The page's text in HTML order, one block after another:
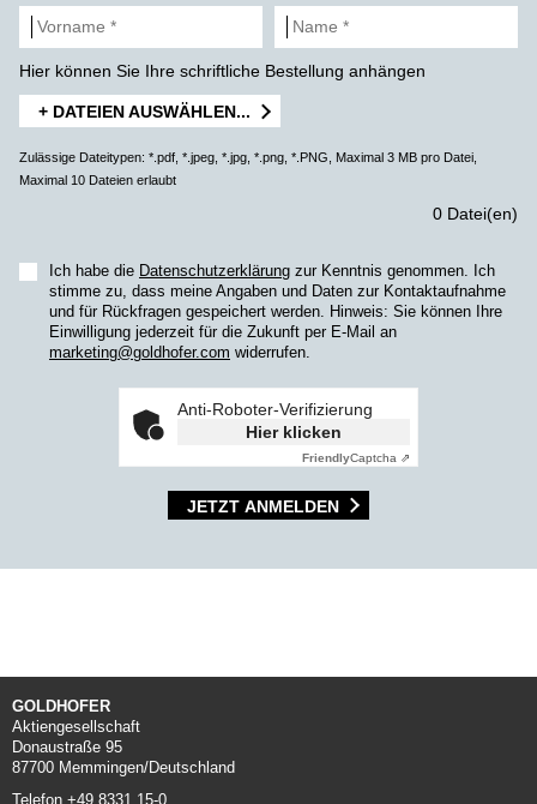
Hier können Sie Ihre schriftliche Bestellung anhängen
+ DATEIEN AUSWÄHLEN...
Zulässige Dateitypen: *.pdf, *.jpeg, *.jpg, *.png, *.PNG, Maximal 3 MB pro Datei,
Maximal 10 Dateien erlaubt
0 Datei(en)
Ich habe die Datenschutzerklärung zur Kenntnis genommen. Ich
stimme zu, dass meine Angaben und Daten zur Kontaktaufnahme
und für Rückfragen gespeichert werden. Hinweis: Sie können Ihre
Einwilligung jederzeit für die Zukunft per E-Mail an
marketing@goldhofer.com widerrufen.
Anti-Roboter-Verifizierung
Hier klicken
FriendlyCaptcha ⇗
JETZT ANMELDEN
GOLDHOFER
Aktiengesellschaft
Donaustraße 95
87700 Memmingen/Deutschland
Telefon +49 8331 15-0